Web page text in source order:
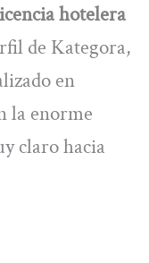
hotelera
de Kategora,
en
la enorme
claro hacia